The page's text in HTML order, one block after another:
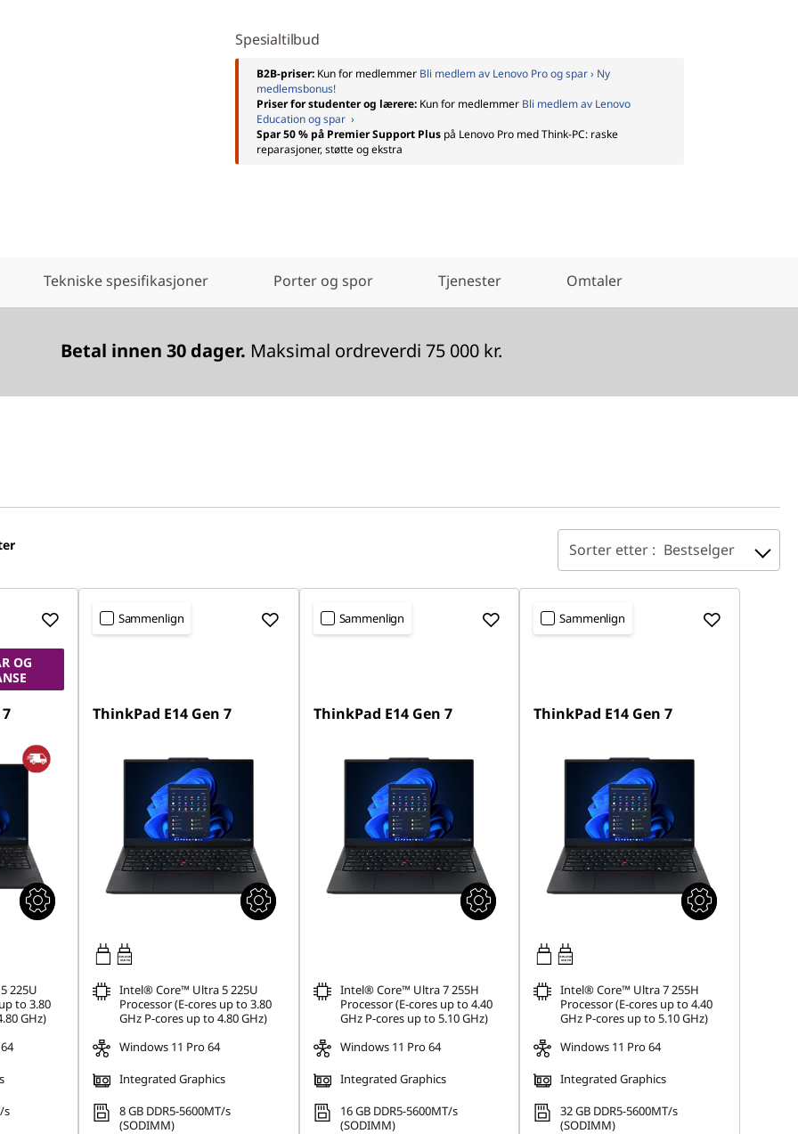
Spesialtilbud
B2B-priser: Kun for medlemmer Bli medlem av Lenovo Pro og spar › Ny
medlemsbonus!
Priser for studenter og lærere: Kun for medlemmer Bli medlem av Lenovo
Education og spar ›
Spar 50 % på Premier Support Plus på Lenovo Pro med Think-PC: raske
reparasjoner, støtte og ekstra
Tekniske spesifikasjoner Porter og spor Tjenester Omtaler
Betal innen 30 dager. Maksimal ordreverdi 75 000 kr.
Sorter etter : Bestselger
OG
225U
to 3.80
GHz)
s
Sammenlign
ThinkPad E14 Gen 7
65W-65W
USB PD
Intel® Core™ Ultra 5 225U
Processor (E-cores up to 3.80
GHz P-cores up to 4.80 GHz)
Windows 11 Pro 64
Integrated Graphics
8 GB DDR5-5600MT/s
(SODIMM)
Sammenlign
ThinkPad E14 Gen 7
Intel® Core™ Ultra 7 255H
Processor (E-cores up to 4.40
GHz P-cores up to 5.10 GHz)
Windows 11 Pro 64
Integrated Graphics
16 GB DDR5-5600MT/s
(SODIMM)
Sammenlign
ThinkPad E14 Gen 7
65W-65W
USB PD
Intel® Core™ Ultra 7 255H
Processor (E-cores up to 4.40
GHz P-cores up to 5.10 GHz)
Windows 11 Pro 64
Integrated Graphics
32 GB DDR5-5600MT/s
(SODIMM)